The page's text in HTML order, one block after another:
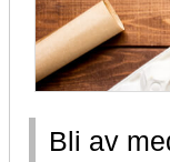
Bli av